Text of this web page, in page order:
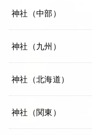
神社（中部）
神社（九州）
神社（北海道）
神社（関東）